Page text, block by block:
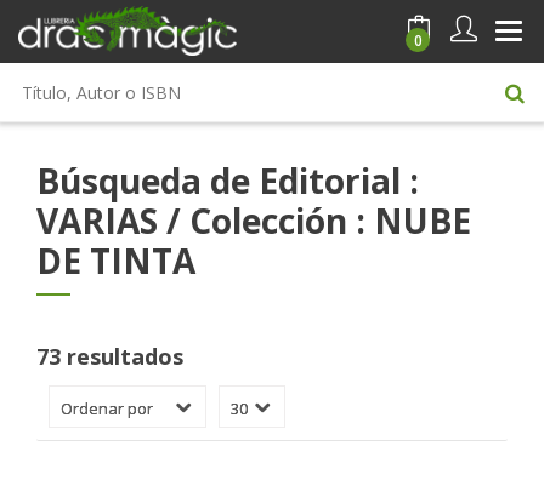
0
Búsqueda de Editorial :
VARIAS / Colección : NUBE
DE TINTA
73 resultados